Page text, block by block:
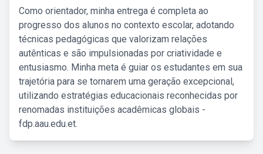
Como orientador, minha entrega é completa ao
progresso dos alunos no contexto escolar, adotando
técnicas pedagógicas que valorizam relações
autênticas e são impulsionadas por criatividade e
entusiasmo. Minha meta é guiar os estudantes em sua
trajetória para se tornarem uma geração excepcional,
utilizando estratégias educacionais reconhecidas por
renomadas instituições acadêmicas globais -
fdp.aau.edu.et.